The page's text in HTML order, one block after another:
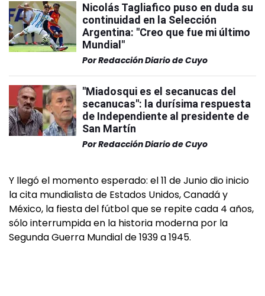
Nicolás Tagliafico puso en duda su
continuidad en la Selección
Argentina: "Creo que fue mi último
Mundial"
PorRedacción Diario de Cuyo
"Miadosqui es el secanucas del
secanucas": la durísima respuesta
de Independiente al presidente de
San Martín
PorRedacción Diario de Cuyo
Y llegó el momento esperado: el 11 de Junio dio inicio
la cita mundialista de Estados Unidos, Canadá y
México, la fiesta del fútbol que se repite cada 4 años,
sólo interrumpida en la historia moderna por la
Segunda Guerra Mundial de 1939 a 1945.